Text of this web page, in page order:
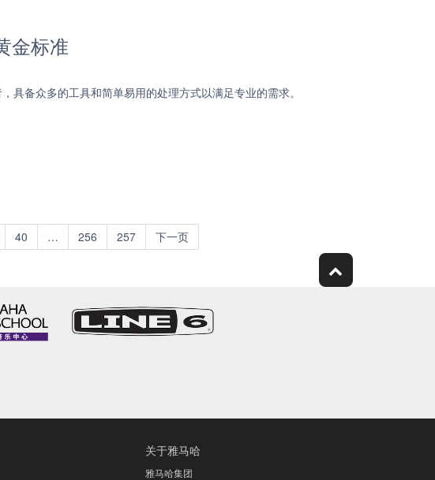
金标准
备众多的工具和简单易用的处理方式以满足专业的需求。
40 … 256 257 下一页
关于雅马哈
雅马哈集团